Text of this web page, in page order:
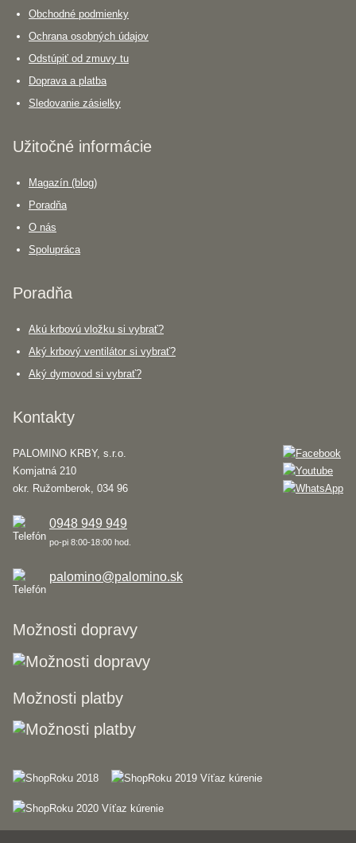
Obchodné podmienky
Ochrana osobných údajov
Odstúpiť od zmuvy tu
Doprava a platba
Sledovanie zásielky
Užitočné informácie
Magazín (blog)
Poradňa
O nás
Spolupráca
Poradňa
Akú krbovú vložku si vybrať?
Aký krbový ventilátor si vybrať?
Aký dymovod si vybrať?
Kontakty
PALOMINO KRBY, s.r.o.
Komjatná 210
okr. Ružomberok, 034 96
0948 949 949
po-pi 8:00-18:00 hod.
palomino@palomino.sk
Možnosti dopravy
Možnosti platby